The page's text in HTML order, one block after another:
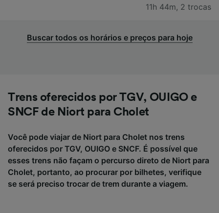
11h 44m, 2 trocas
Buscar todos os horários e preços para hoje
Trens oferecidos por TGV, OUIGO e
SNCF de Niort para Cholet
Você pode viajar de Niort para Cholet nos trens
oferecidos por TGV, OUIGO e SNCF. É possível que
esses trens não façam o percurso direto de Niort para
Cholet, portanto, ao procurar por bilhetes, verifique
se será preciso trocar de trem durante a viagem.